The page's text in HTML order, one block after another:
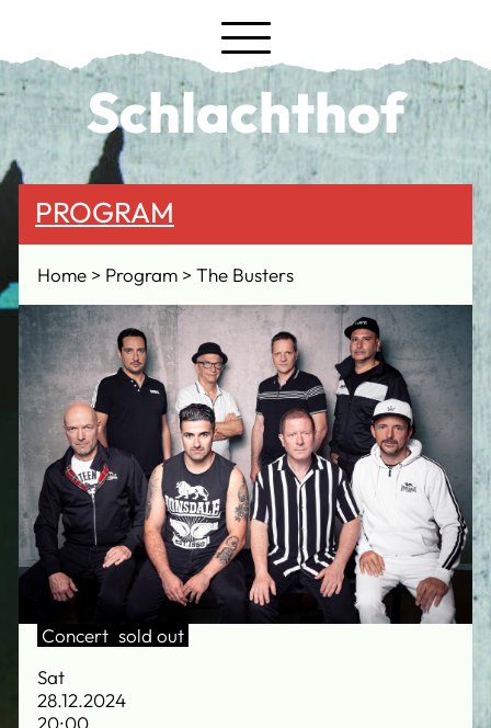
Schlachthof
PROGRAM
Home Program The Busters
Concert sold out
Sat
28.12.2024
20:00